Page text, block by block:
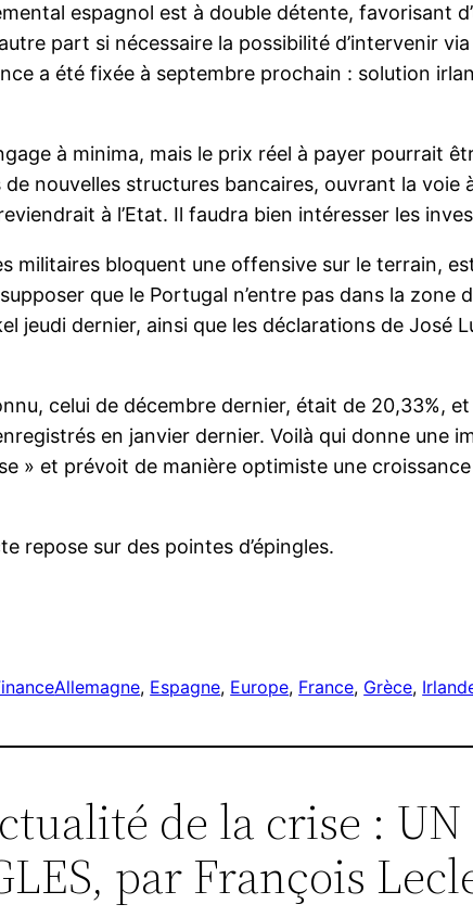
espagnol est à double détente, favorisant
part si nécessaire la possibilité d’intervenir
a été fixée à septembre prochain : solution
à minima, mais le prix réel à payer pourrait
nouvelles structures bancaires, ouvrant la voie
à l’Etat. Il faudra bien intéresser les
militaires bloquent une offensive sur le terrain,
que le Portugal n’entre pas dans la zone
jeudi dernier, ainsi que les déclarations de José
celui de décembre dernier, était de 20,33%,
en janvier dernier. Voilà qui donne une
» et prévoit de manière optimiste une
repose sur des pointes d’épingles.
Allemagne, Espagne, Europe, France, Grèce,
de la crise : UN
par François